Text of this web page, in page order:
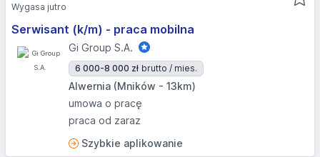
Serwisant (k/m) - praca mobilna
Gi Group S.A.
6 000-8 000 zł brutto / mies.
Alwernia (Mników - 13km)
umowa o pracę
praca od zaraz
Szybkie aplikowanie
Wygasa jutro